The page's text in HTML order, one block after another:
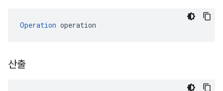
Operation operation
산출